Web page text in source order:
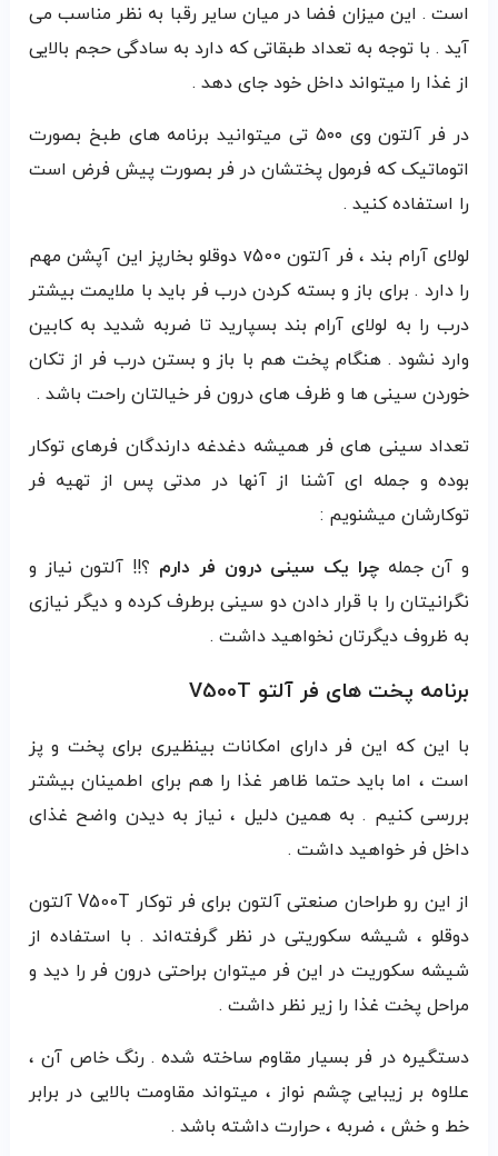
است . این میزان فضا در میان سایر رقبا به نظر مناسب می
آید . با توجه به تعداد طبقاتی که دارد به سادگی حجم بالایی
از غذا را میتواند داخل خود جای دهد .
در فر آلتون وی ۵۰۰ تی میتوانید برنامه های طبخ بصورت
اتوماتیک که فرمول پختشان در فر بصورت پیش فرض است
را استفاده کنید .
لولای آرام بند ، فر آلتون v500 دوقلو بخارپز این آپشن مهم
را دارد . برای باز و بسته کردن درب فر باید با ملایمت بیشتر
درب را به لولای آرام بند بسپارید تا ضربه شدید به کابین
وارد نشود . هنگام پخت هم با باز و بستن درب فر از تکان
خوردن سینی ها و ظرف های درون فر خیالتان راحت باشد .
تعداد سینی های فر همیشه دغدغه دارندگان فرهای توکار
بوده و جمله ای آشنا از آنها در مدتی پس از تهیه فر
توکارشان میشنویم :
و آن جملهچرا یک سینی درون فر دارم ؟!! آلتون نیاز و
نگرانیتان را با قرار دادن دو سینی برطرف کرده و دیگر نیازی
به ظروف دیگرتان نخواهید داشت .
برنامه پخت های فر آلتو V500T
با این که این فر دارای امکانات بینظیری برای پخت و پز
است ، اما باید حتما ظاهر غذا را هم برای اطمینان بیشتر
بررسی کنیم . به همین دلیل ، نیاز به دیدن واضح غذای
داخل فر خواهید داشت .
از این رو طراحان صنعتی آلتون برای فر توکار V500T آلتون
دوقلو ، شیشه سکوریتی در نظر گرفته‌اند . با استفاده از
شیشه سکوریت در این فر میتوان براحتی درون فر را دید و
مراحل پخت غذا را زیر نظر داشت .
دستگیره در فر بسیار مقاوم ساخته شده . رنگ خاص آن ،
علاوه بر زیبایی چشم نواز ، میتواند مقاومت بالایی در برابر
خط و خش ، ضربه ، حرارت داشته باشد .